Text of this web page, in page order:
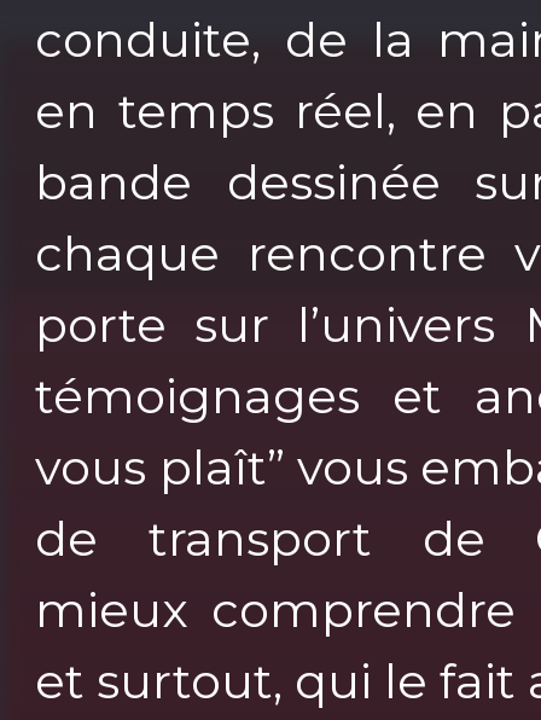
conduite, de la
en temps réel, en
bande dessinée
chaque rencontre
porte sur l’univers
témoignages et
vous plaît” vous
de transport de
mieux
et surtout, qui le fait